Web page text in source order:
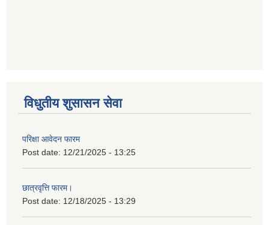
विधुतीय शुसासन सेवा
परिक्षा आवेदन फारम
Post date: 12/21/2025 - 13:25
छात्रवृत्ति फारम।
Post date: 12/18/2025 - 13:29